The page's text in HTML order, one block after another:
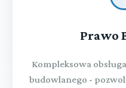
Prawo
Kompleksowa
budowlanego -